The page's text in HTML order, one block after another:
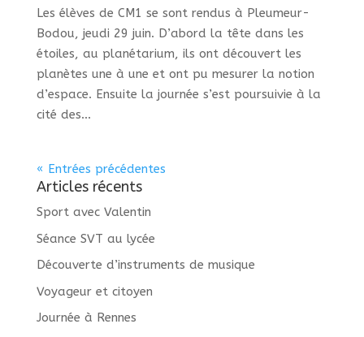
Les élèves de CM1 se sont rendus à Pleumeur-
Bodou, jeudi 29 juin. D’abord la tête dans les
étoiles, au planétarium, ils ont découvert les
planètes une à une et ont pu mesurer la notion
d’espace. Ensuite la journée s’est poursuivie à la
cité des...
« Entrées précédentes
Articles récents
Sport avec Valentin
Séance SVT au lycée
Découverte d’instruments de musique
Voyageur et citoyen
Journée à Rennes